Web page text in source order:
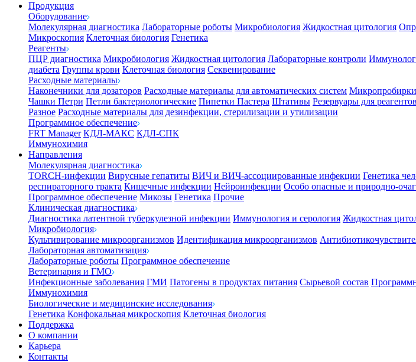
Продукция
Оборудование
Молекулярная диагностика Лабораторные роботы Микробиология Жидкостная цитология
Микроскопия Клеточная биология Генетика
Реагенты
ПЦР диагностика Микробиология Жидкостная цитология Лабораторные контроли
диабета Группы крови Клеточная биология Секвенирование
Расходные материалы
Наконечники для дозаторов Расходные материалы для автоматических систем
Чашки Петри Петли бактериологические Пипетки Пастера Штативы Резервуары для реагентов
Разное Расходные материалы для дезинфекции, стерилизации и утилизации
Программное обеспечение
FRT Manager КДЛ-МАКС КДЛ-СПК
Иммунохимия
Направления
Молекулярная диагностика
TORCH-инфекции Вирусные гепатиты ВИЧ и ВИЧ-ассоциированные инфекции Генетика
респираторного тракта Кишечные инфекции Нейроинфекции Особо опасные и природно-
Программное обеспечение Микозы Генетика Прочие
Клиническая диагностика
Диагностика латентной туберкулезной инфекции Иммунология и серология Жидкостная
Микробиология
Культивирование микроорганизмов Идентификация микроорганизмов
Лабораторная автоматизация
Лабораторные роботы Программное обеспечение
Ветеринария и ГМО
Инфекционные заболевания ГМИ Патогены в продуктах питания Сырьевой состав
Иммунохимия
Биологические и медицинские исследования
Генетика Конфокальная микроскопия Клеточная биология
Поддержка
О компании
Карьера
Контакты